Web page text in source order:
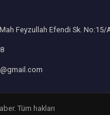
Feyzullah Efendi Sk. No:15/
Tüm hakları